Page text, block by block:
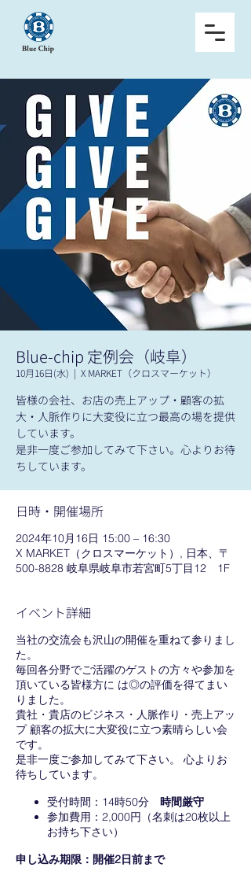
Blue-chip 定例会（岐阜）
10月16日(水)
  |
X MARKET（クロスマーケット）
皆様の会社、お店の売上アップ・顧客の拡
大・人脈作りに大変役に立つ最高の場を提供
しています。
是非一度ご参加してみて下さい。心よりお待
ちしています。
日時・開催場所
2024年10月16日 15:00 – 16:30
X MARKET（クロスマーケット）, 日本、〒
500-8828 岐阜県岐阜市若宮町5丁目12 1F
イベント詳細
当社の交流会も沢山の開催を重ねて参りまし
た。
毎回各分野でご活躍のゲストの方々や参加を
頂いている皆様方に は◎の評価を得てまい
りました。
貴社・貴店のビジネス・人脈作り・売上アッ
プ 顧客の拡大に大変役に立つ素晴らしい会
です。
是非一度ご参加してみて下さい。 心よりお
待ちしています。
受付時間：14時50分 時間厳守
参加費用：2,000円（名刺は20枚以上
お持ち下さい）
申し込み期限：開催2日前まで